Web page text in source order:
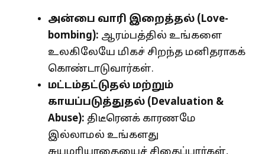
அன்பை வாரி இறைத்தல் (Love-
bombing): ஆரம்பத்தில் உங்களை
உலகிலேயே மிகச் சிறந்த மனிதராகக்
கொண்டாடுவார்கள்.
மட்டம்தட்டுதல் மற்றும்
காயப்படுத்துதல் (Devaluation &
Abuse): திடீரெனக் காரணமே
இல்லாமல் உங்களது